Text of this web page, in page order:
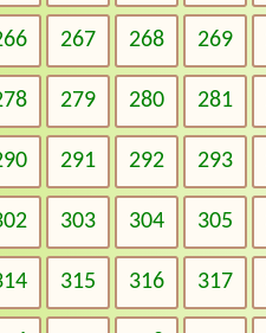
267 268 269
279 280 281
291 292 293
303 304 305
315 316 317